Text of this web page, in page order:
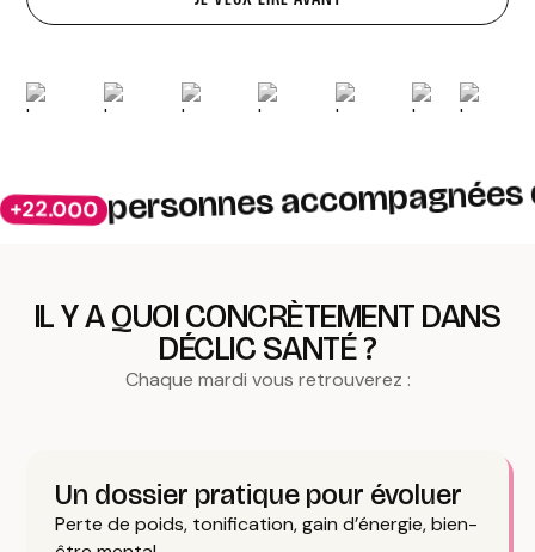
+22.000 personnes
IL Y A QUOI CONCRÈTEMENT DANS
DÉCLIC SANTÉ ?
Chaque mardi vous retrouverez :
Un dossier pratique pour évoluer
Perte de poids, tonification, gain d’énergie, bien-